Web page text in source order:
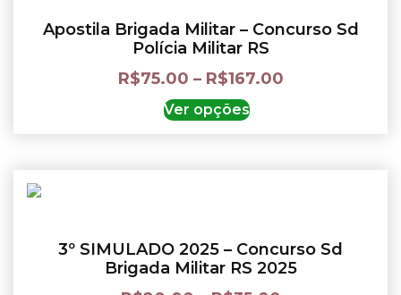
Apostila Brigada Militar – Concurso Sd
Polícia Militar RS
R$75.00 – R$167.00
Ver opções
3º SIMULADO 2025 – Concurso Sd
Brigada Militar RS 2025